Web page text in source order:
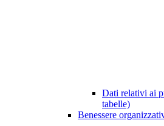
Dati relativi ai
tabelle)
Benessere